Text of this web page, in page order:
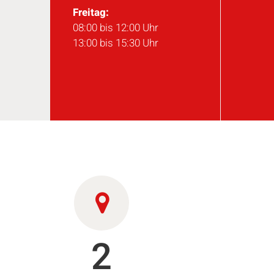
Freitag:
08:00 bis 12:00 Uhr
13:00 bis 15:30 Uhr
2